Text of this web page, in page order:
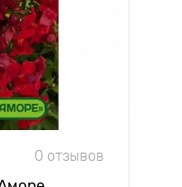
0 отзывов